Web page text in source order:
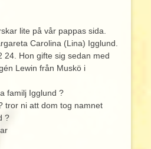
lite på vår pappas sida.
Carolina (Lina) Igglund.
24. Hon gifte sig sedan med
Lewin från Muskö i
familj Igglund ?
tror ni att dom tog namnet
?